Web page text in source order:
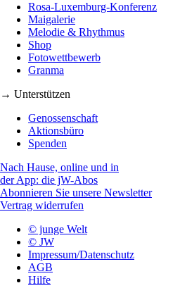
Rosa-Luxemburg-Konferenz
Maigalerie
Melodie & Rhythmus
Shop
Fotowettbewerb
Granma
→ Unterstützen
Genossenschaft
Aktionsbüro
Spenden
Nach Hause, online und in
der App: die jW-Abos
Abonnieren Sie unsere Newsletter
Vertrag widerrufen
© junge Welt
© JW
Impressum/Datenschutz
AGB
Hilfe